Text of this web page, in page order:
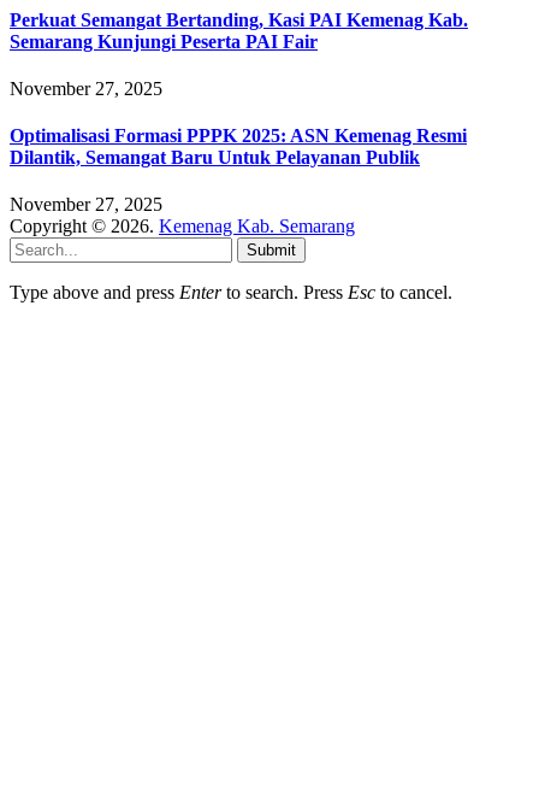
Perkuat Semangat Bertanding, Kasi PAI Kemenag Kab.
Semarang Kunjungi Peserta PAI Fair
November 27, 2025
Optimalisasi Formasi PPPK 2025: ASN Kemenag Resmi
Dilantik, Semangat Baru Untuk Pelayanan Publik
November 27, 2025
Copyright © 2026. Kemenag Kab. Semarang
Submit
Type above and press Enterto search. Press Esc to cancel.